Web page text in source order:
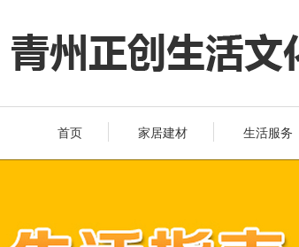
首页 家居建材 生活服务